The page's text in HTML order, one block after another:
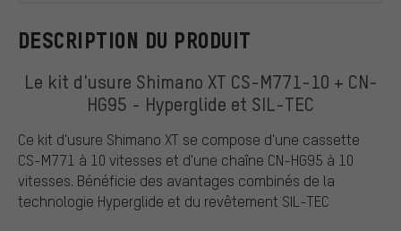
DESCRIPTION DU PRODUIT
Le kit d'usure Shimano XT CS-M771-10 + CN-
HG95 - Hyperglide et SIL-TEC
Ce kit d'usure Shimano XT se compose d'une cassette
CS-M771 à 10 vitesses et d'une chaîne CN-HG95 à 10
vitesses. Bénéficie des avantages combinés de la
technologie Hyperglide et du revêtement SIL-TEC